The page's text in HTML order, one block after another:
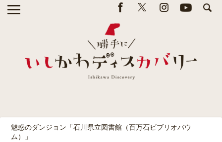
魅惑のダンジョン「石川県立図書館（百万石ビブリオバウ
ム）」